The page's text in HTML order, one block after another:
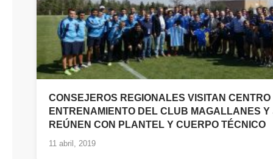
CONSEJEROS REGIONALES VISITAN CENTRO
ENTRENAMIENTO DEL CLUB MAGALLANES Y
REÚNEN CON PLANTEL Y CUERPO TÉCNICO
11 abril, 2019